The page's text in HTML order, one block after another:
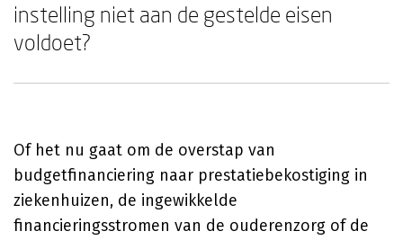
instelling niet aan de gestelde eisen
voldoet?
Of het nu gaat om de overstap van
budgetfinanciering naar prestatiebekostiging in
ziekenhuizen, de ingewikkelde
financieringsstromen van de ouderenzorg of de